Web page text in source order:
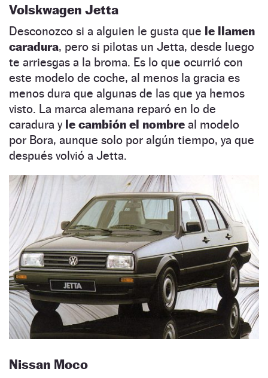
Volskwagen Jetta
Desconozco si a alguien le gusta que le llamen
caradura, pero si pilotas un Jetta, desde luego
te arriesgas a la broma. Es lo que ocurrió con
este modelo de coche, al menos la gracia es
menos dura que algunas de las que ya hemos
visto. La marca alemana reparó en lo de
caradura y le cambión el nombre al modelo
por Bora, aunque solo por algún tiempo, ya que
después volvió a Jetta.
Nissan Moco